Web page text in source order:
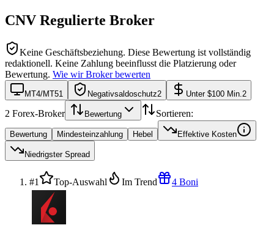
CNV Regulierte Broker
Keine Geschäftsbeziehung. Diese Bewertung ist vollständig
redaktionell. Keine Zahlung beeinflusst die Platzierung oder
Bewertung. Wie wir Broker bewerten
MT4/MT51 Negativsaldoschutz2 Unter $100 Min. 2
2 Forex-Broker Bewertung Sortieren:
Bewertung Mindesteinzahlung Hebel Effektive Kosten
Niedrigster Spread
#1 Top-Auswahl Im Trend 4 Boni